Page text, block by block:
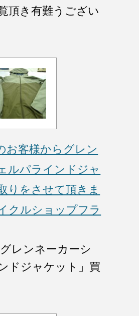
頂き有難うござい
お客様からグレン
ルパラインドジャ
りをさせて頂きま
クルショップフラ
グレンネーカーシ
ドジャケット」買